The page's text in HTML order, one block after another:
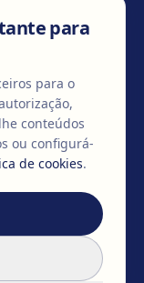
y reparadora
para
para o
conteúdos
ou configurá-
de cookies.